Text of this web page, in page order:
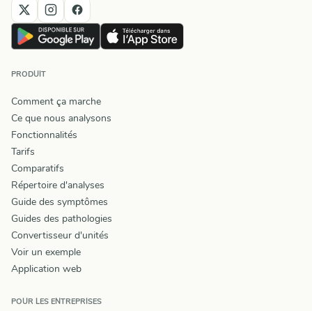
PRODUIT
Comment ça marche
Ce que nous analysons
Fonctionnalités
Tarifs
Comparatifs
Répertoire d'analyses
Guide des symptômes
Guides des pathologies
Convertisseur d'unités
Voir un exemple
Application web
POUR LES ENTREPRISES